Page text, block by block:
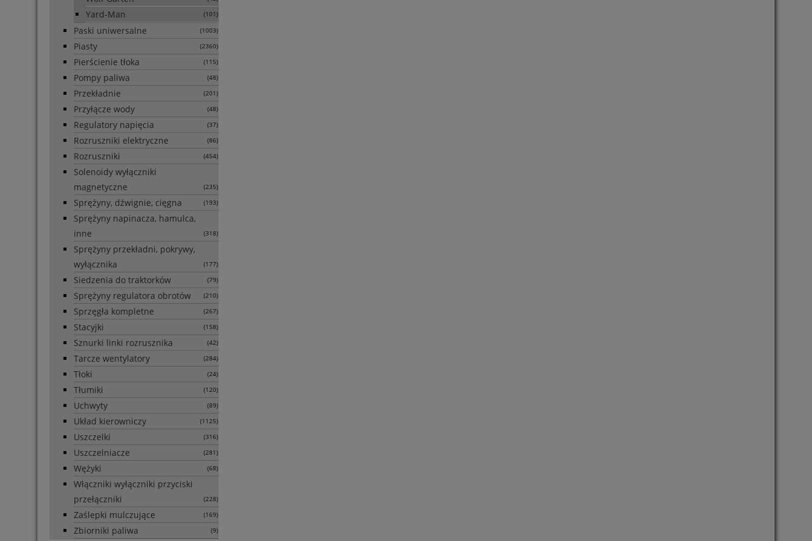
Yard-Man (101)
Paski uniwersalne (1003)
Piasty (2360)
Pierścienie tłoka (115)
Pompy paliwa (48)
Przekładnie (201)
Przyłącze wody (48)
Regulatory napięcia (37)
Rozruszniki elektryczne (86)
Rozruszniki (454)
Solenoidy wyłączniki
magnetyczne
(235)
Sprężyny, dźwignie, cięgna (193)
Sprężyny napinacza, hamulca,
inne
(318)
Sprężyny przekładni, pokrywy,
wyłącznika
(177)
Siedzenia do traktorków (79)
Sprężyny regulatora obrotów (210)
Sprzęgła kompletne (267)
Stacyjki (158)
Sznurki linki rozrusznika (42)
Tarcze wentylatory (284)
Tłoki (24)
Tłumiki (120)
Uchwyty (89)
Układ kierowniczy (1125)
Uszczelki (316)
Uszczelniacze (281)
Wężyki (68)
Włączniki wyłączniki przyciski
przełączniki
(228)
Zaślepki mulczujące (169)
Zbiorniki paliwa (9)